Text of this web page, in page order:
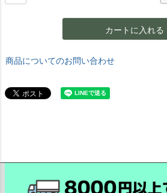
カートに入れる
商品についてのお問い合わせ